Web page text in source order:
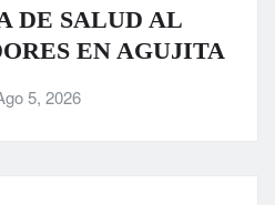
DE SALUD AL
EN AGUJITA
5, 2026